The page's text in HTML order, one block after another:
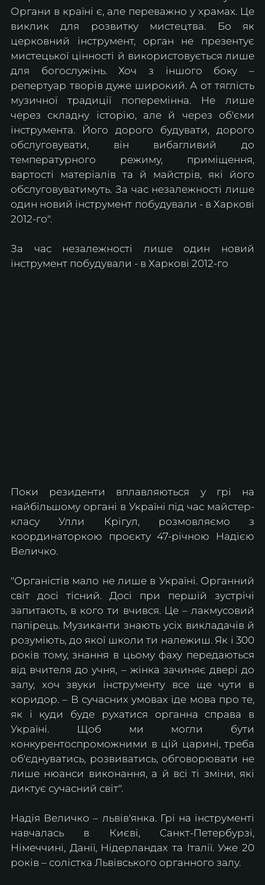
Органи в країні є, але переважно у храмах. Це
виклик для розвитку мистецтва. Бо як
церковний інструмент, орган не презентує
мистецької цінності й використовується лише
для богослужінь. Хоч з іншого боку –
репертуар творів дуже широкий. А от тяглість
музичної традиції поперемінна. Не лише
через складну історію, але й через об'єми
інструмента. Його дорого будувати, дорого
обслуговувати, він вибагливий до
температурного режиму, приміщення,
вартості матеріалів та й майстрів, які його
обслуговуватимуть. За час незалежності лише
один новий інструмент побудували - в Харкові
2012-го".
За час незалежності лише один новий
інструмент побудували - в Харкові 2012-го
Поки резиденти вплавляються у грі на
найбільшому органі в Україні під час майстер-
класу Улли Крігул, розмовляємо з
координаторкою проєкту 47-річною Надією
Величко.
"Органістів мало не лише в Україні. Органний
світ досі тісний. Досі при першій зустрічі
запитають, в кого ти вчився. Це – лакмусовий
папірець. Музиканти знають усіх викладачів й
розуміють, до якої школи ти належиш. Як і 300
років тому, знання в цьому фаху передаються
від вчителя до учня, – жінка зачиняє двері до
залу, хоч звуки інструменту все ще чути в
коридор. – В сучасних умовах іде мова про те,
як і куди буде рухатися органна справа в
Україні. Щоб ми могли бути
конкурентоспроможними в цій царині, треба
об'єднуватись, розвиватись, обговорювати не
лише нюанси виконання, а й всі ті зміни, які
диктує сучасний світ".
Надія Величко – львів'янка. Грі на інструменті
навчалась в Києві, Санкт-Петербурзі,
Німеччині, Данії, Нідерландах та Італії. Уже 20
років – солістка Львівського органного залу.